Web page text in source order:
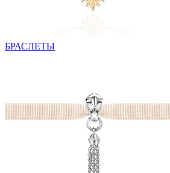
БРАСЛЕТЫ